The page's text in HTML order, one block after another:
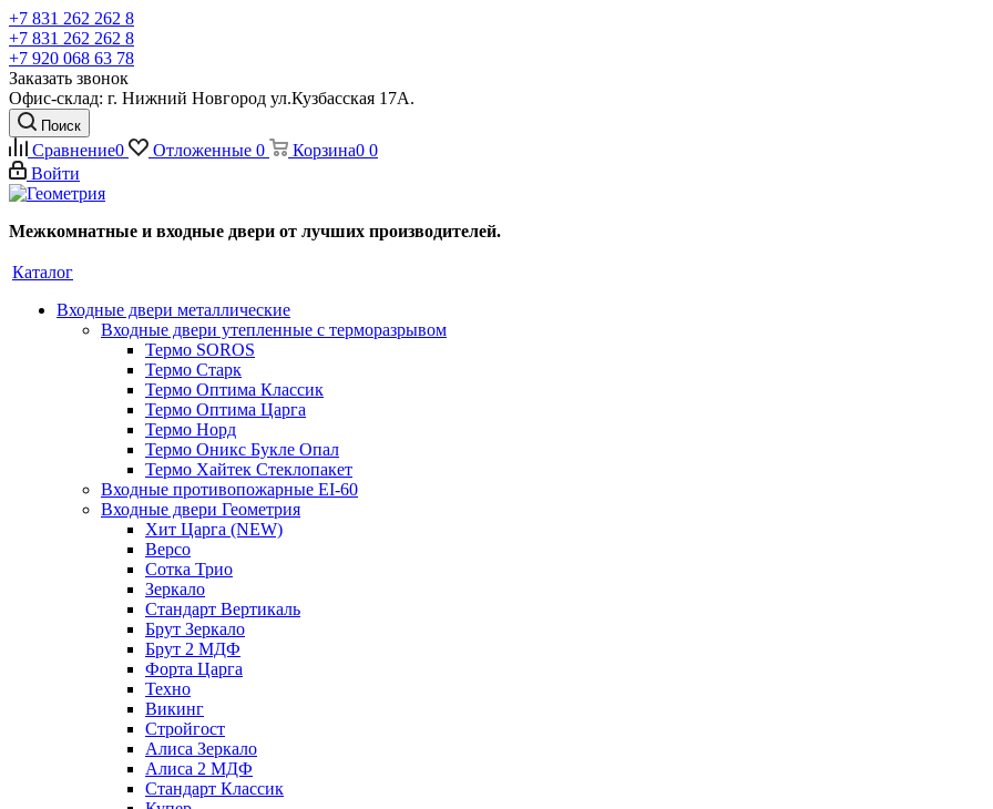
+7 831 262 262 8
+7 831 262 262 8
+7 920 068 63 78
Заказать звонок
Офис-склад: г. Нижний Новгород ул.Кузбасская 17А.
Поиск
Сравнение0 Отложенные 0 Корзина0 0
Войти
Межкомнатные и входные двери от лучших производителей.
Каталог
Входные двери металлические
Входные двери утепленные с терморазрывом
Термо SOROS
Термо Старк
Термо Оптима Классик
Термо Оптима Царга
Термо Норд
Термо Оникс Букле Опал
Термо Хайтек Стеклопакет
Входные противопожарные EI-60
Входные двери Геометрия
Хит Царга (NEW)
Версо
Сотка Трио
Зеркало
Стандарт Вертикаль
Брут Зеркало
Брут 2 МДФ
Форта Царга
Техно
Викинг
Стройгост
Алиса Зеркало
Алиса 2 МДФ
Стандарт Классик